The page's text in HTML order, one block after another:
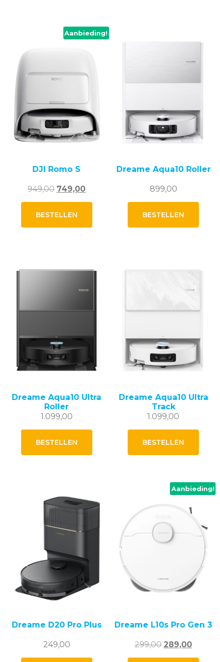
Aanbieding!
DJI Romo S
949,00 Oorspronkelijke
prijs
was:
949,00.
749,00Huidige
prijs
749,00.
BESTELLEN
Dreame Aqua10 Roller
899,00
BESTELLEN
Dreame Aqua10 Ultra
Roller
1.099,00
BESTELLEN
Dreame Aqua10 Ultra
Track
1.099,00
BESTELLEN
Dreame D20 Pro Plus
249,00
Aanbieding!
Dreame L10s Pro Gen 3
299,00
prijs
289,00
prijs